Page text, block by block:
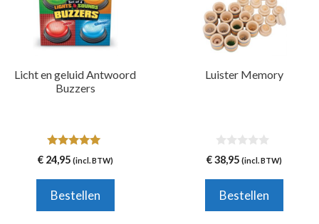
Licht en geluid Antwoord
Buzzers
5.00
van 5
€24,95 (incl. BTW)
Bestellen
Luister Memory
0
v
5
€38,95 (incl. BTW)
Bestellen